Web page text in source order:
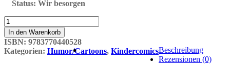
Status: Wir besorgen
Onkel
Dagobert
und
Donald
Duck
In den Warenkorb
ISBN: 9783770440528
Kategorien: Humor/Cartoons, KindercomicsBeschreibung
Rezensionen (0)